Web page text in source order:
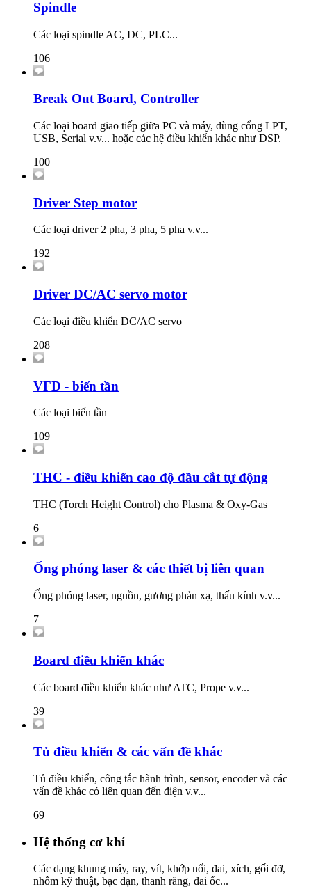
Spindle
Các loại spindle AC, DC, PLC...
106
Break Out Board, Controller
Các loại board giao tiếp giữa PC và máy, dùng cổng LPT,
USB, Serial v.v... hoặc các hệ điều khiển khác như DSP.
100
Driver Step motor
Các loại driver 2 pha, 3 pha, 5 pha v.v...
192
Driver DC/AC servo motor
Các loại điều khiển DC/AC servo
208
VFD - biến tần
Các loại biến tần
109
THC - điều khiển cao độ đầu cắt tự động
THC (Torch Height Control) cho Plasma & Oxy-Gas
6
Ống phóng laser & các thiết bị liên quan
Ống phóng laser, nguồn, gương phản xạ, thấu kính v.v...
7
Board điều khiển khác
Các board điều khiển khác như ATC, Prope v.v...
39
Tủ điều khiển & các vấn đề khác
Tủ điều khiển, công tắc hành trình, sensor, encoder và các
vấn đề khác có liên quan đến điện v.v...
69
Hệ thống cơ khí
Các dạng khung máy, ray, vít, khớp nối, đai, xích, gối đỡ,
nhôm kỹ thuật, bạc đạn, thanh răng, đai ốc...